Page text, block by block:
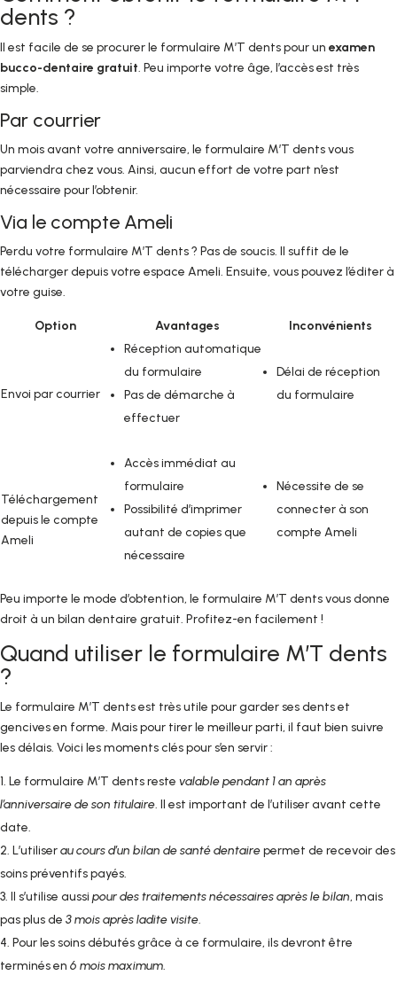
dents ?
Il est facile de se procurer le formulaire M’T dents pour un examen
bucco-dentaire gratuit. Peu importe votre âge, l’accès est très
simple.
Par courrier
Un mois avant votre anniversaire, le formulaire M’T dents vous
parviendra chez vous. Ainsi, aucun effort de votre part n’est
nécessaire pour l’obtenir.
Via le compte Ameli
Perdu votre formulaire M’T dents ? Pas de soucis. Il suffit de le
télécharger depuis votre espace Ameli. Ensuite, vous pouvez l’éditer à
votre guise.
Option Avantages Inconvénients
Envoi par courrier
Réception automatique
du formulaire
Pas de démarche à
effectuer
Délai de réception
du formulaire
Téléchargement
depuis le compte
Ameli
Accès immédiat au
formulaire
Possibilité d’imprimer
autant de copies que
nécessaire
Nécessite de se
connecter à son
compte Ameli
Peu importe le mode d’obtention, le formulaire M’T dents vous donne
droit à un bilan dentaire gratuit. Profitez-en facilement !
Quand utiliser le formulaire M’T dents
?
Le formulaire M’T dents est très utile pour garder ses dents et
gencives en forme. Mais pour tirer le meilleur parti, il faut bien suivre
les délais. Voici les moments clés pour s’en servir :
Le formulaire M’T dents reste valable pendant 1 an après
l’anniversaire de son titulaire. Il est important de l’utiliser avant cette
date.
L’utiliserau cours d’un bilan de santé dentairepermet de recevoir des
soins préventifs payés.
Il s’utilise aussi pour des traitements nécessaires après le bilan, mais
pas plus de 3 mois après ladite visite.
Pour les soins débutés grâce à ce formulaire, ils devront être
terminés en 6 mois maximum.